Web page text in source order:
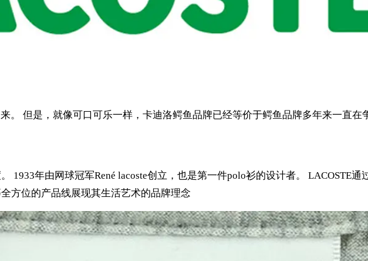
。 但是，就像可口可乐一样，卡迪洛鳄鱼品牌已经等价于鳄鱼品牌多年来一直在
1933年由网球冠军René lacoste创立，也是第一件polo衫的设计者。 LACOSTE
方位的产品线展现其生活艺术的品牌理念